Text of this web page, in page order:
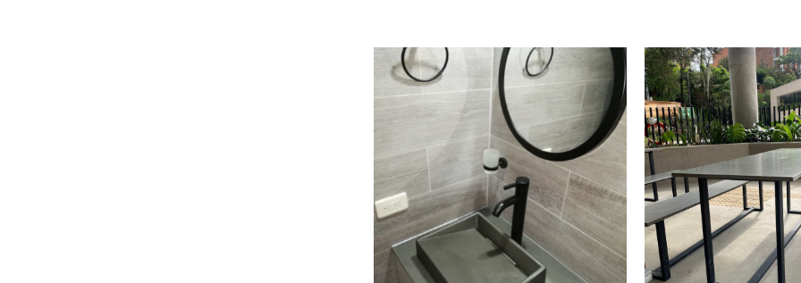
SELECCIONAR OPCIONES
ESTE
PRODUCTO
TIENE
MÚLTIPLES
VARIANTES.
/
QUICK VIEW
AÑADIR AL CARRITO
VIEW